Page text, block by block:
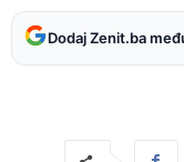
Dodaj Zenit.ba